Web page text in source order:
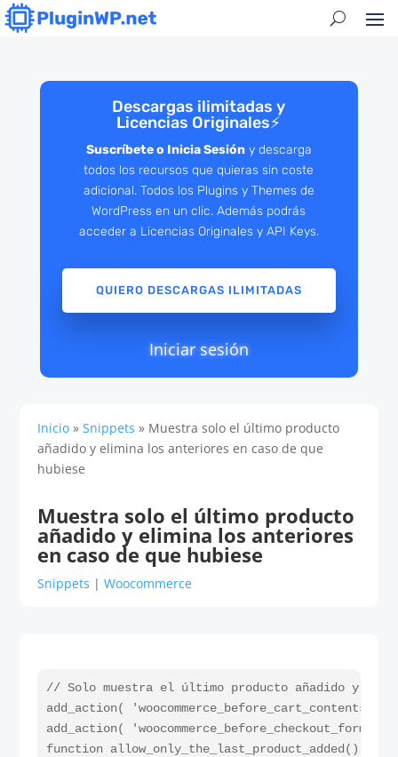
Descargas ilimitadas y
Licencias Originales⚡
Suscríbete o Inicia Sesióny descarga
todos los recursos que quieras sin coste
adicional. Todos los Plugins y Themes de
WordPress en un clic. Además podrás
acceder a Licencias Originales y API Keys.
QUIERO DESCARGAS ILIMITADAS
Iniciar sesión
Inicio »Snippets » Muestra solo el último producto
añadido y elimina los anteriores en caso de que
hubiese
Muestra solo el último producto
añadido y elimina los anteriores
en caso de que hubiese
Snippets |Woocommerce
// Solo muestra el último producto añadido y
add_action(
add_action(
function allow_only_the_last_product_added() {